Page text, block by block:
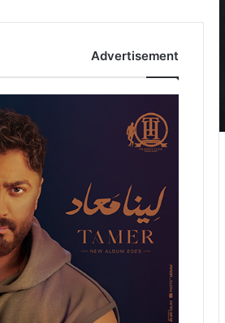
Advertisement